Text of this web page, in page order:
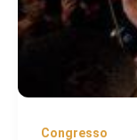
Congresso